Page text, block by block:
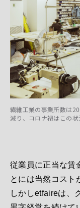
繊維工業の事業所数は
減り、コロナ禍はこの状
従業員に正当な賃
とには当然コスト
しかしetfaireは、